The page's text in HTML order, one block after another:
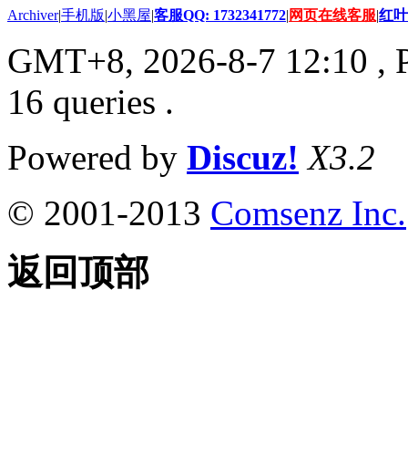
Archiver|手机版|小黑屋|客服QQ: 1732341772| 网页在线客服|红
GMT+8, 2026-8-7 12:10 ,
16 queries .
Powered by Discuz! X3.2
© 2001-2013 Comsenz Inc.
返回顶部